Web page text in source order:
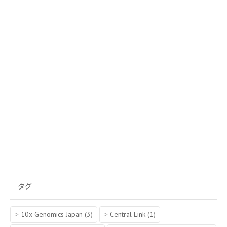
タグ
10x Genomics Japan (3) Central Link (1)